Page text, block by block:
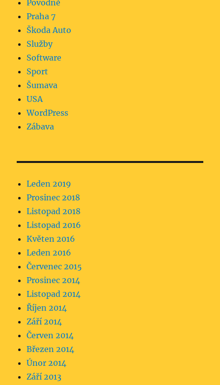
Povodně
Praha 7
Škoda Auto
Služby
Software
Sport
Šumava
USA
WordPress
Zábava
Leden 2019
Prosinec 2018
Listopad 2018
Listopad 2016
Květen 2016
Leden 2016
Červenec 2015
Prosinec 2014
Listopad 2014
Říjen 2014
Září 2014
Červen 2014
Březen 2014
Únor 2014
Září 2013